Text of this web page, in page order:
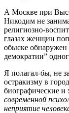
А Москве при
Никодим не
религиозно-
глазах женщин
обыске
демократии”
Я полагал-бы, не
остракизму в
биографические и
современной
неприятие